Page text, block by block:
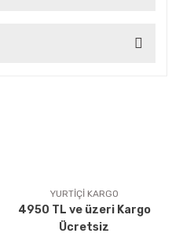
bulunuyor.YURTİÇİ KARGO
4950 TL ve üzeri Kargo
Ücretsiz